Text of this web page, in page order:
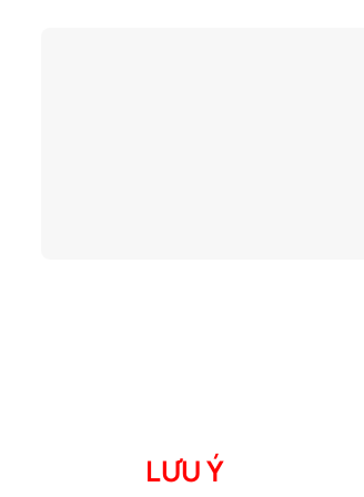
LƯU Ý